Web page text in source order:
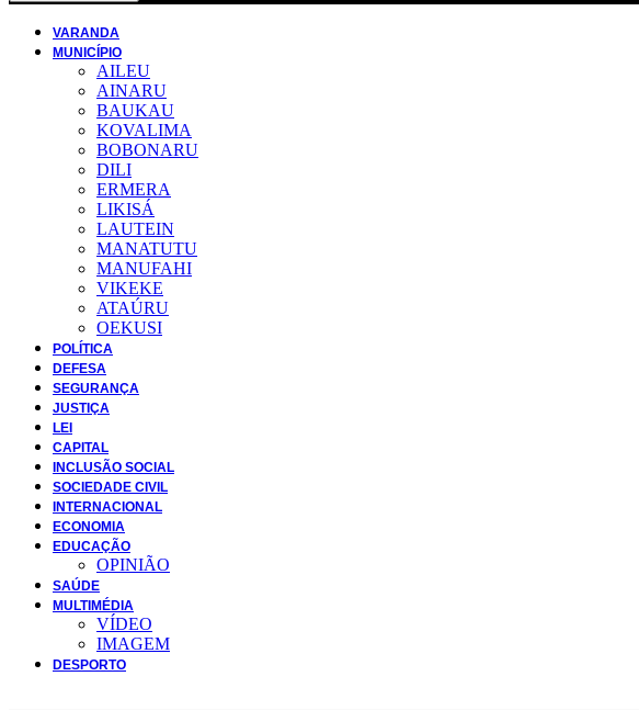
VARANDA
MUNICÍPIO
AILEU
AINARU
BAUKAU
KOVALIMA
BOBONARU
DILI
ERMERA
LIKISÁ
LAUTEIN
MANATUTU
MANUFAHI
VIKEKE
ATAÚRU
OEKUSI
POLÍTICA
DEFESA
SEGURANÇA
JUSTIÇA
LEI
CAPITAL
INCLUSÃO SOCIAL
SOCIEDADE CIVIL
INTERNACIONAL
ECONOMIA
EDUCAÇÃO
OPINIÃO
SAÚDE
MULTIMÉDIA
VÍDEO
IMAGEM
DESPORTO